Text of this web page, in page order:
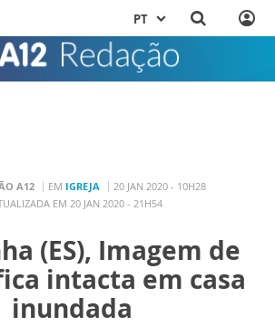
PT
A12 EM IGREJA
20 JAN 2020 - 10H28
EM 20 JAN 2020 - 21H54
(ES), Imagem de
intacta em casa
inundada